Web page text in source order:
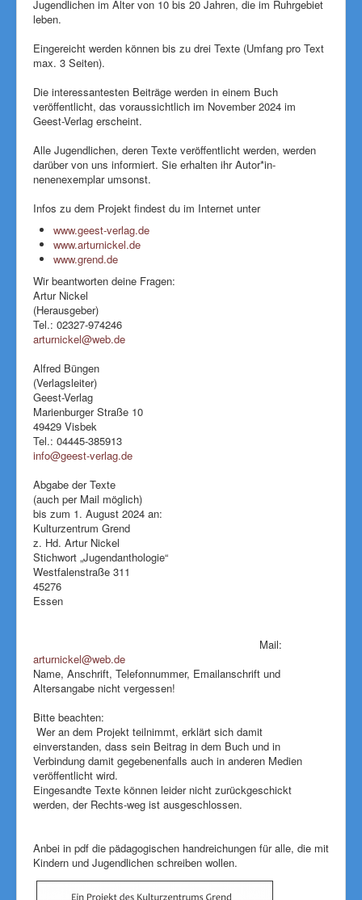
Jugendlichen im Alter von 10 bis 20 Jahren, die im Ruhrgebiet
leben.
Eingereicht werden können bis zu drei Texte (Umfang pro Text
max. 3 Seiten).
Die interessantesten Beiträge werden in einem Buch
veröffentlicht, das voraussichtlich im November 2024 im
Geest-Verlag erscheint.
Alle Jugendlichen, deren Texte ver­öffentlicht werden, werden
darüber von uns informiert. Sie erhalten ihr Autor*in-
nenenexemplar umsonst.
Infos zu dem Projekt findest du im Internet unter
www.geest-verlag.de
www.arturnickel.de
i
n
n
www.grend.de
i
i
s
e
r
a
l
Wir beantworten deine Fragen:
Artur Nickel
(Herausgeber)
Tel.: 02327-974246
arturnickel@web.de
s
d
-
m
a
l
)
Alfred Büngen
(Verlagsleiter)
Geest-Verlag
Marienburger Straße 10
49429 Visbek
Tel.: 04445-385913
info@geest-verlag.de
n
k
n
l
)
Abgabe der Texte
(auch per Mail möglich)
bis zum 1. August 2024 an:
Kulturzentrum Grend
z. Hd. Artur Nickel
Stichwort „Jugendanthologie“
Westfalenstraße 311
45276
Essen
Mail:
arturnickel@web.de
l
i
s
e
n
s
e
a
i
l
)
Name, Anschrift, Telefonnummer, Emailanschrift und
Altersangabe nicht vergessen!
Bitte beachten:
Wer an dem Projekt teilnimmt, erklärt sich damit
einverstanden, dass sein Beitrag in dem Buch und in
Verbindung damit gegebenenfalls auch in anderen Medien
veröffentlicht wird.
Eingesandte Texte können leider nicht zurückgeschickt
werden, der Rechts-weg ist ausgeschlossen.
Anbei in pdf die pädagogischen handreichungen für alle, die mit
Kindern und Jugendlichen schreiben wollen.